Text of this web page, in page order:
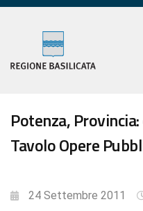
Potenza,
Tavolo Opere
24 Settembre 2011